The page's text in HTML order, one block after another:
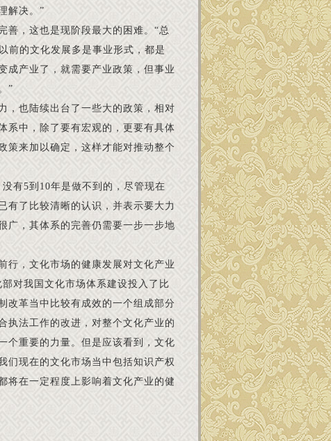
解决。”
善，这也是现阶段最大的困难。“总
前的文化发展多是事业形式，都是
成产业了，就需要产业政策，但事业
”
，也陆续出台了一些大的政策，相对
系中，除了要有宏观的，更要有具体
策来加以确定，这样才能对推动整个
有5到10年是做不到的，尽管现在
有了比较清晰的认识，并表示要大力
广，其体系的完善仍需要一步一步地
行，文化市场的健康发展对文化产业
对我国文化市场体系建设投入了比
改革当中比较有成效的一个组成部分
执法工作的改进，对整个文化产业的
个重要的力量。但是应该看到，文化
们现在的文化市场当中包括知识产权
将在一定程度上影响着文化产业的健